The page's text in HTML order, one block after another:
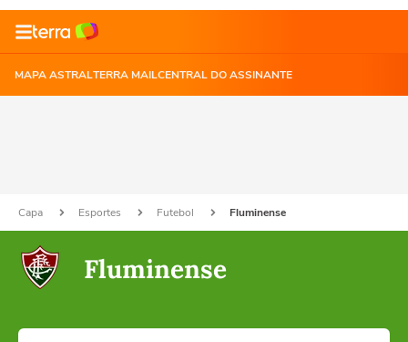
MAPA ASTRALTERRA MAILCENTRAL DO ASSINANTE
Capa Esportes Futebol Fluminense
Fluminense